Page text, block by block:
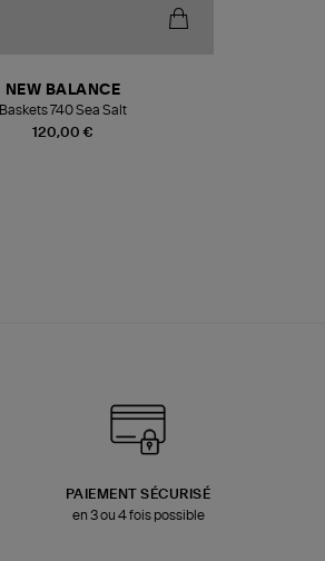
120,00 €
NEW BALANCE
Baskets 740 Sea Salt
PAIEMENT SÉCURISÉ
en 3 ou 4 fois possible